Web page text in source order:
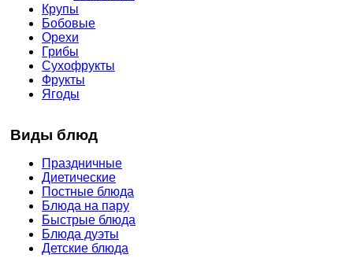
Крупы
Бобовые
Орехи
Грибы
Сухофрукты
Фрукты
Ягоды
Виды блюд
Праздничные
Диетические
Постные блюда
Блюда на пару
Быстрые блюда
Блюда дуэты
Детские блюда